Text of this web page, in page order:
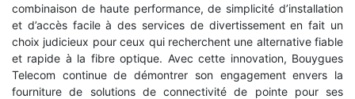
combinaison de haute performance, de simplicité d’installation
et d’accès facile à des services de divertissement en fait un
choix judicieux pour ceux qui recherchent une alternative fiable
et rapide à la fibre optique. Avec cette innovation, Bouygues
Telecom continue de démontrer son engagement envers la
fourniture de solutions de connectivité de pointe pour ses